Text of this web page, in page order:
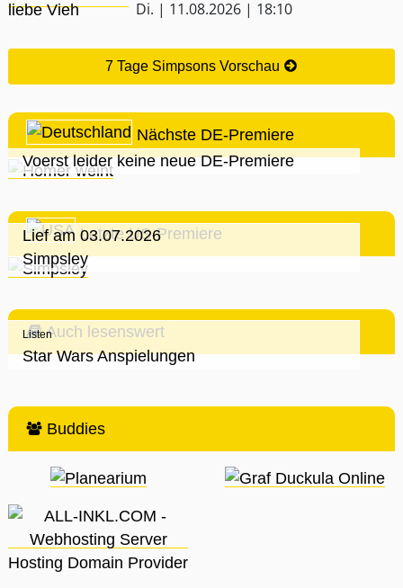
Di. | 11.08.2026 | 18:10
7 Tage Simpsons Vorschau
Nächste DE-Premiere
Voerst leider keine neue DE-Premiere
Letzte US-Premiere
Lief am 03.07.2026
Simpsley
Auch lesenswert
Listen
Star Wars Anspielungen
Buddies